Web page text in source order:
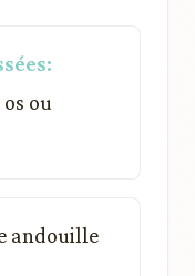
ou
andouille